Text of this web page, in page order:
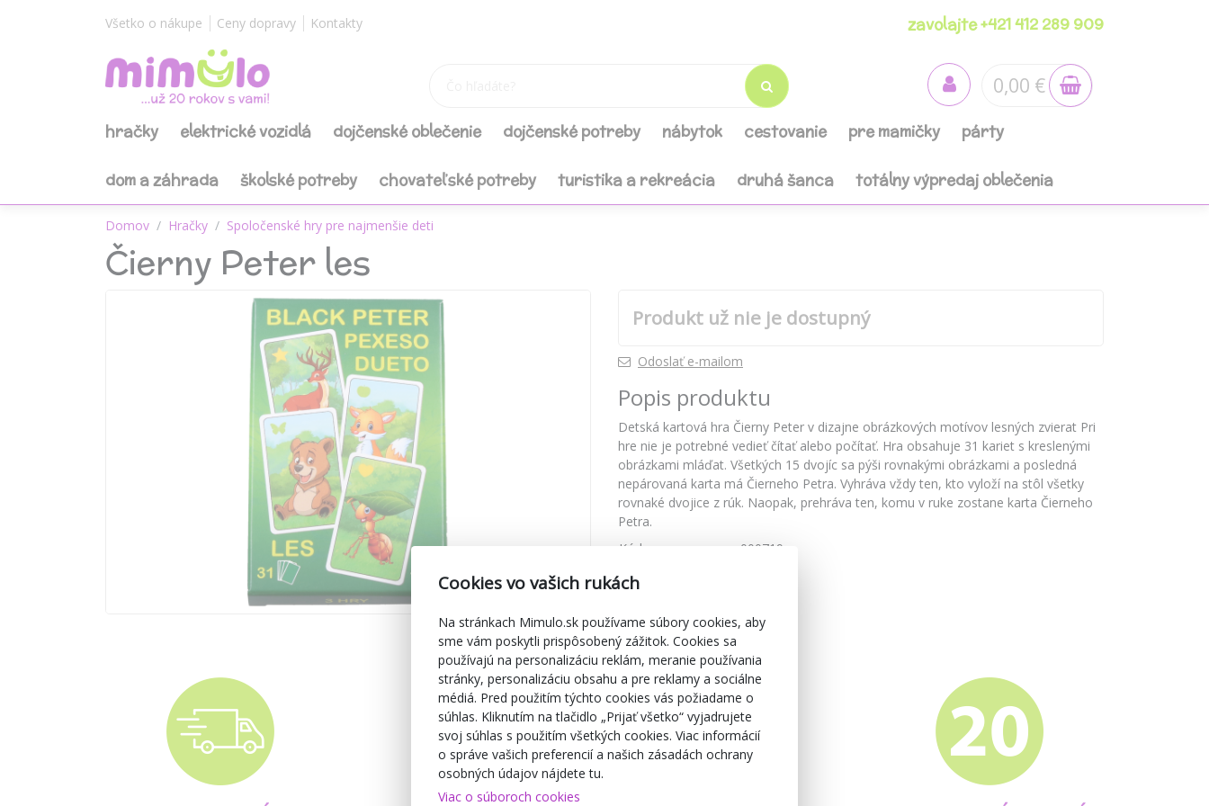
Všetko o nákupe Ceny dopravy Kontakty zavolajte +421 412 289 909
0,00 €
hračky elektrické vozidlá dojčenské oblečenie dojčenské potreby nábytok cestovanie pre mamičky párty
dom a záhrada školské potreby chovateľské potreby turistika a rekreácia druhá šanca totálny výpredaj oblečenia
Domov Hračky Spoločenské hry pre najmenšie deti
Čierny Peter les
Produkt už nie je dostupný
Odoslať e-mailom
Popis produktu
Detská kartová hra Čierny Peter v dizajne obrázkových motívov lesných zvierat Pri
hre nie je potrebné vedieť čítať alebo počítať. Hra obsahuje 31 kariet s kreslenými
obrázkami mláďat. Všetkých 15 dvojíc sa pýši rovnakými obrázkami a posledná
nepárovaná karta má Čierneho Petra. Vyhráva vždy ten, kto vyloží na stôl všetky
rovnaké dvojice z rúk. Naopak, prehráva ten, komu v ruke zostane karta Čierneho
Petra.
Kód
mr-w-000719
Cookies vo vašich rukách
Na stránkach Mimulo.sk používame súbory cookies, aby
sme vám poskytli prispôsobený zážitok. Cookies sa
používajú na personalizáciu reklám, meranie používania
stránky, personalizáciu obsahu a pre reklamy a sociálne
médiá. Pred použitím týchto cookies vás požiadame o
súhlas. Kliknutím na tlačidlo „Prijať všetko“ vyjadrujete
svoj súhlas s použitím všetkých cookies. Viac informácií
o správe vašich preferencií a našich zásadách ochrany
osobných údajov nájdete tu.
Viac o súboroch cookies